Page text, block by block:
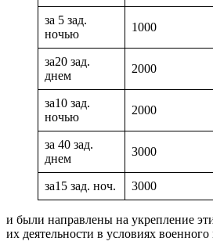
за 5 зад.
ночью
1000
за20 зад.
днем
2000
за10 зад.
ночью
2000
за 40 зад.
днем
3000
за15 зад. ноч. 3000
и были направлены на укрепление
их деятельности в условиях